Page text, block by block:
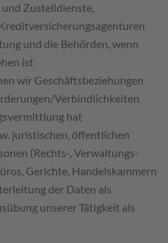
Zustelldienste,
und die Behörden, wenn
ist
wir Geschäftsbeziehungen
Verbindlichkeiten
hat
juristischen, öffentlichen
(Rechts-, Verwaltungs-
Gerichte, Handelskammern
der Daten als
unserer Tätigkeit als